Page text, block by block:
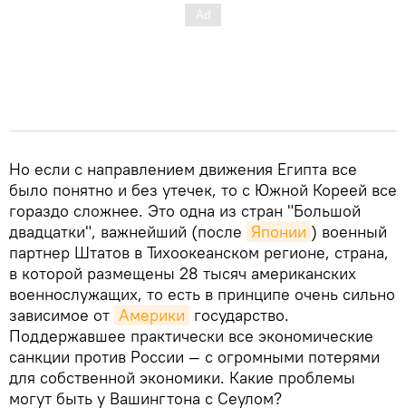
Но если с направлением движения Египта все
было понятно и без утечек, то с Южной Кореей все
гораздо сложнее. Это одна из стран "Большой
двадцатки", важнейший (после Японии ) военный
партнер Штатов в Тихоокеанском регионе, страна,
в которой размещены 28 тысяч американских
военнослужащих, то есть в принципе очень сильно
зависимое от Америки государство.
Поддержавшее практически все экономические
санкции против России — с огромными потерями
для собственной экономики. Какие проблемы
могут быть у Вашингтона с Сеулом?